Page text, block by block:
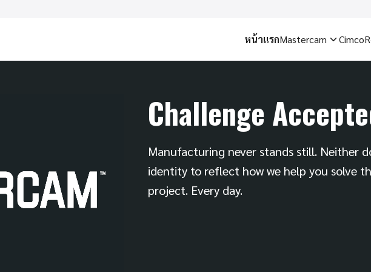
หน้าแรกMastercam Cimco
Challenge
Manufacturing never stands still. Neither
identity to reflect how we help you solve
project. Every day.